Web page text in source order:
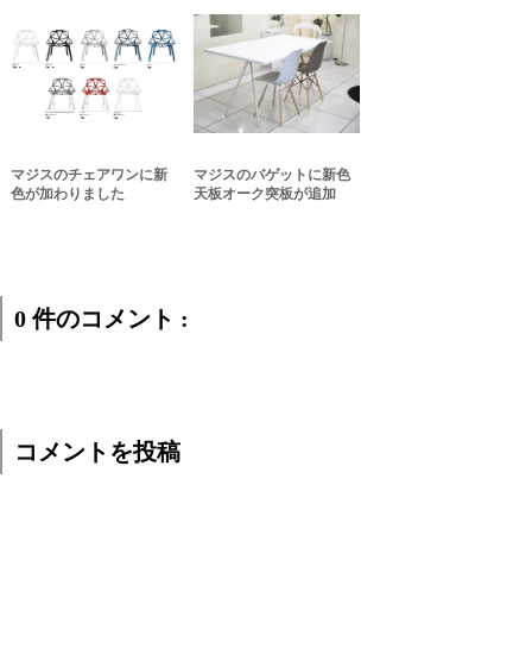
マジスのチェアワンに新
色が加わりました
マジスのバゲットに新色
天板オーク突板が追加
0 件のコメント :
コメントを投稿